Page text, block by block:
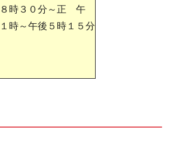
時３０分～正 午
時～午後５時１５分